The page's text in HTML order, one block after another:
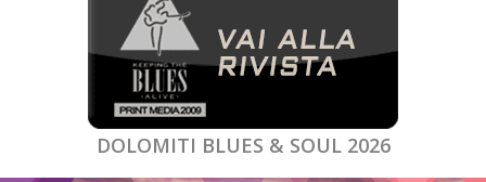
DOLOMITI BLUES & SOUL 2026